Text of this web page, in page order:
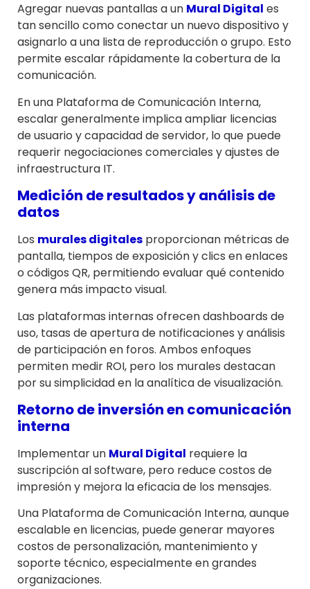
Agregar nuevas pantallas a un Mural Digital es
tan sencillo como conectar un nuevo dispositivo y
asignarlo a una lista de reproducción o grupo. Esto
permite escalar rápidamente la cobertura de la
comunicación.
En una Plataforma de Comunicación Interna,
escalar generalmente implica ampliar licencias
de usuario y capacidad de servidor, lo que puede
requerir negociaciones comerciales y ajustes de
infraestructura IT.
Medición de resultados y análisis de
datos
Los murales digitales proporcionan métricas de
pantalla, tiempos de exposición y clics en enlaces
o códigos QR, permitiendo evaluar qué contenido
genera más impacto visual.
Las plataformas internas ofrecen dashboards de
uso, tasas de apertura de notificaciones y análisis
de participación en foros. Ambos enfoques
permiten medir ROI, pero los murales destacan
por su simplicidad en la analítica de visualización.
Retorno de inversión en comunicación
interna
Implementar un Mural Digital requiere la
suscripción al software, pero reduce costos de
impresión y mejora la eficacia de los mensajes.
Una Plataforma de Comunicación Interna, aunque
escalable en licencias, puede generar mayores
costos de personalización, mantenimiento y
soporte técnico, especialmente en grandes
organizaciones.